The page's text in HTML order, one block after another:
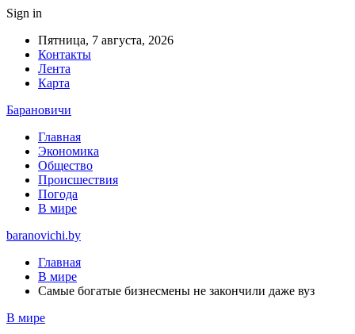
Sign in
Пятница, 7 августа, 2026
Контакты
Лента
Карта
Барановичи
Главная
Экономика
Общество
Происшествия
Погода
В мире
baranovichi.by
Главная
В мире
Самые богатые бизнесмены не закончили даже вуз
В мире